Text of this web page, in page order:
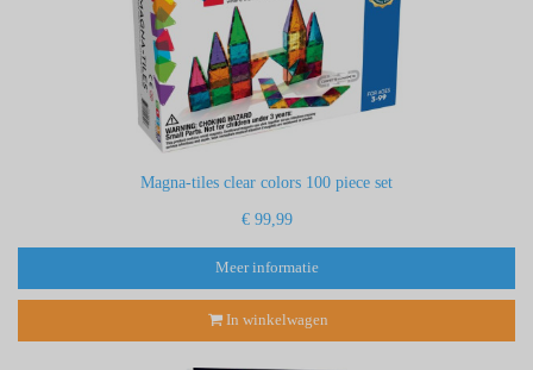
Magna-tiles clear colors 100 piece set
€ 99,99
Meer informatie
In winkelwagen